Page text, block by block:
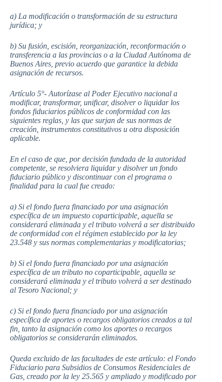
a) La modificación o transformación de su estructura
jurídica; y
b) Su fusión, escisión, reorganización, reconformación o
transferencia a las provincias o a la Ciudad Autónoma de
Buenos Aires, previo acuerdo que garantice la debida
asignación de recursos.
Artículo 5°- Autorízase al Poder Ejecutivo nacional a
modificar, transformar, unificar, disolver o liquidar los
fondos fiduciarios públicos de conformidad con las
siguientes reglas, y las que surjan de sus normas de
creación, instrumentos constitutivos u otra disposición
aplicable.
En el caso de que, por decisión fundada de la autoridad
competente, se resolviera liquidar y disolver un fondo
fiduciario público y discontinuar con el programa o
finalidad para la cual fue creado:
a) Si el fondo fuera financiado por una asignación
específica de un impuesto coparticipable, aquella se
considerará eliminada y el tributo volverá a ser distribuido
de conformidad con el régimen establecido por la ley
23.548 y sus normas complementarias y modificatorias;
b) Si el fondo fuera financiado por una asignación
específica de un tributo no coparticipable, aquella se
considerará eliminada y el tributo volverá a ser destinado
al Tesoro Nacional; y
c) Si el fondo fuera financiado por una asignación
específica de aportes o recargos obligatorios creados a tal
fin, tanto la asignación como los aportes o recargos
obligatorios se considerarán eliminados.
Queda excluido de las facultades de este artículo: el Fondo
Fiduciario para Subsidios de Consumos Residenciales de
Gas, creado por la ley 25.565 y ampliado y modificado por